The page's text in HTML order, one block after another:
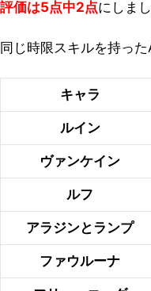
評価は5点中2点にしま
同じ時限スキルを持っ
キャラ
ルイン
ヴァンケイン
ルフ
アラジンとランプ
ファウルーナ